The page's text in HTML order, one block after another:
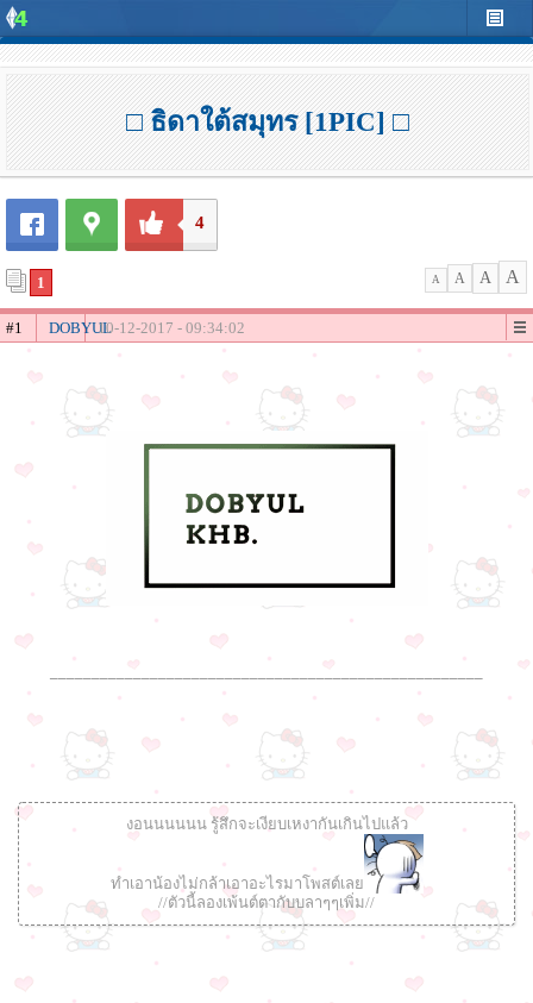
□ ธิดาใต้สมุทร [1PIC] □
4
1 A A A A
#1 DOBYUL10-12-2017 - 09:34:02
งอนนนนนน รู้สึกจะเงียบเหงากันเกินไปแล้ว
ทำเอาน้องไม่กล้าเอาอะไรมาโพสต์เลย
//ตัวนี้ลองเพ้นต์ตากับบลาๆๆเพิ่ม//